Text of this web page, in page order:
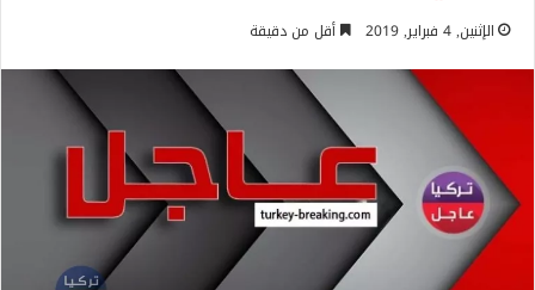
الإثنين, 4 فبراير, 2019 أقل من دقيقة